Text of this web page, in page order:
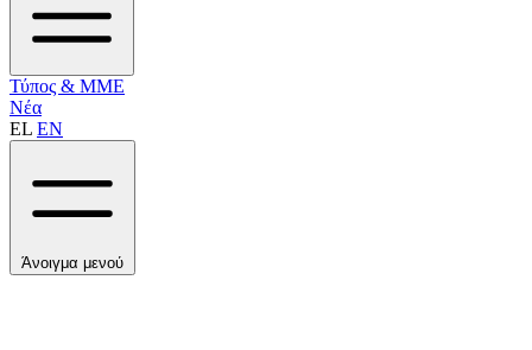
Τύπος & ΜΜΕ
Νέα
EL EN
Άνοιγμα μενού